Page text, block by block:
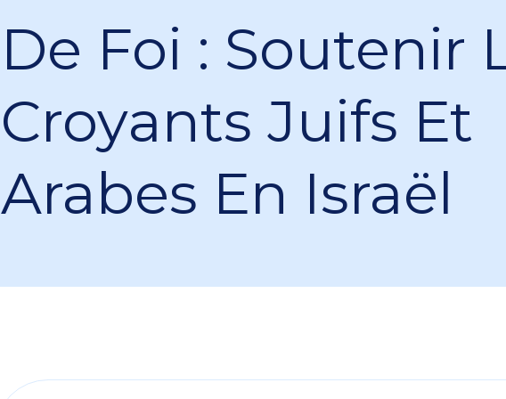
De Foi : Soutenir
Croyants Juifs Et
Arabes En Israël